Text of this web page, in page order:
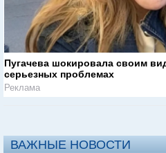
Пугачева шокировала своим
серьезных проблемах
Реклама
ВАЖНЫЕ НОВОСТИ